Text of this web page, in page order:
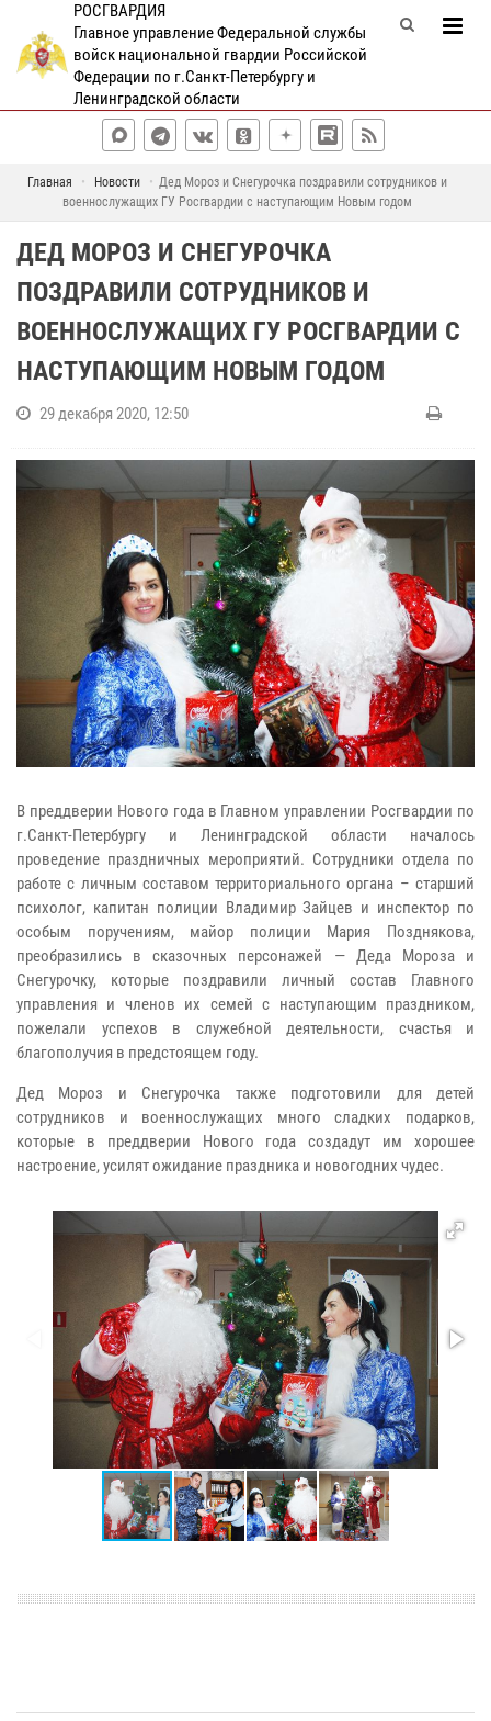
РОСГВАРДИЯ
Главное управление Федеральной службы
войск национальной гвардии Российской
Федерации по г.Санкт-Петербургу и
Ленинградской области
Главная Новости
Дед Мороз и Снегурочка поздравили сотрудников и
военнослужащих ГУ Росгвардии с наступающим Новым годом
ДЕД МОРОЗ И СНЕГУРОЧКА
ПОЗДРАВИЛИ СОТРУДНИКОВ И
ВОЕННОСЛУЖАЩИХ ГУ РОСГВАРДИИ С
НАСТУПАЮЩИМ НОВЫМ ГОДОМ
29 декабря 2020, 12:50
В преддверии Нового года в Главном управлении Росгвардии по
г.Санкт-Петербургу и Ленинградской области началось
проведение праздничных мероприятий. Сотрудники отдела по
работе с личным составом территориального органа – старший
психолог, капитан полиции Владимир Зайцев и инспектор по
особым поручениям, майор полиции Мария Позднякова,
преобразились в сказочных персонажей — Деда Мороза и
Снегурочку, которые поздравили личный состав Главного
управления и членов их семей с наступающим праздником,
пожелали успехов в служебной деятельности, счастья и
благополучия в предстоящем году.
Дед Мороз и Снегурочка также подготовили для детей
сотрудников и военнослужащих много сладких подарков,
которые в преддверии Нового года создадут им хорошее
настроение, усилят ожидание праздника и новогодних чудес.